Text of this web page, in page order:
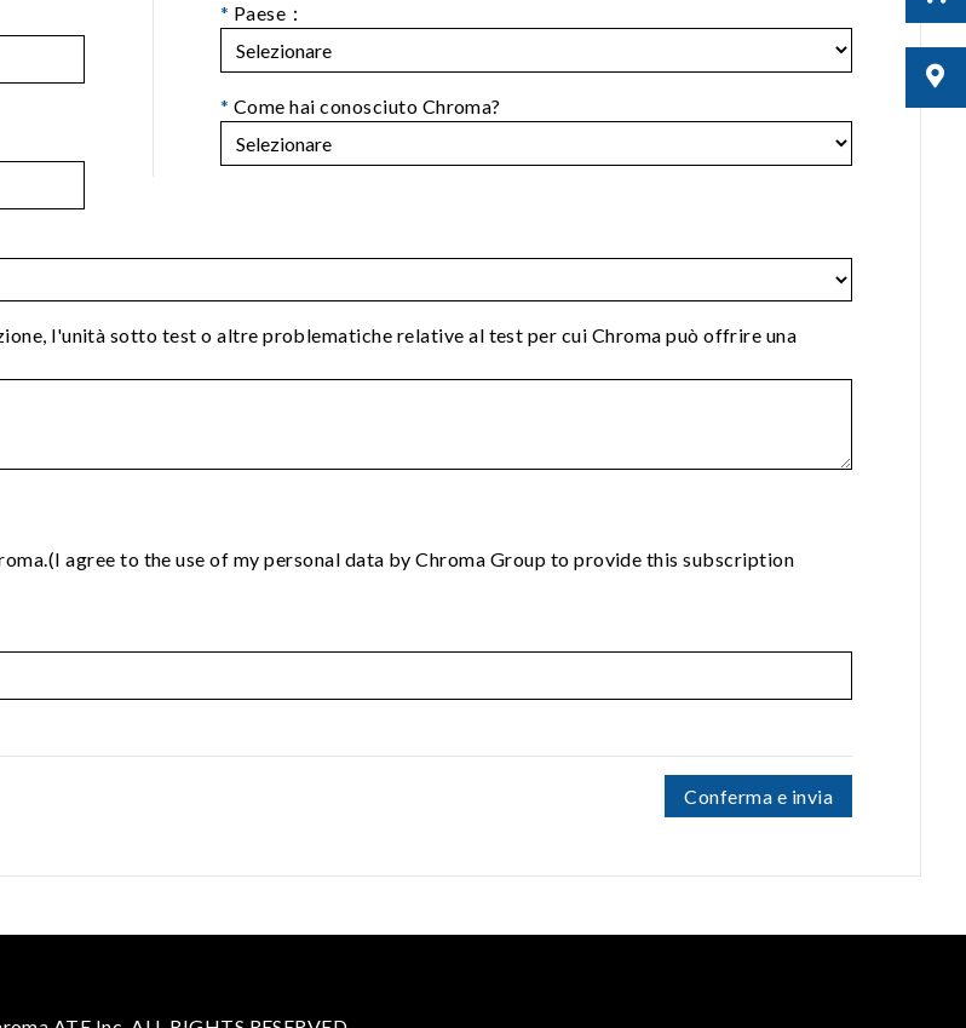
* Paese：
* Come hai conosciuto Chroma?
l'unità sotto test o altre problematiche relative al test per cui Chroma può offrire una
agree to the use of my personal data by Chroma Group to provide this subscription
Conferma e invia